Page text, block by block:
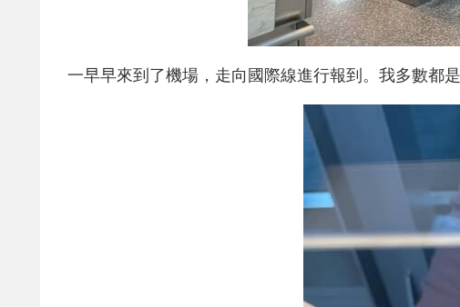
一早早來到了機場，走向國際線進行報到。我多數都